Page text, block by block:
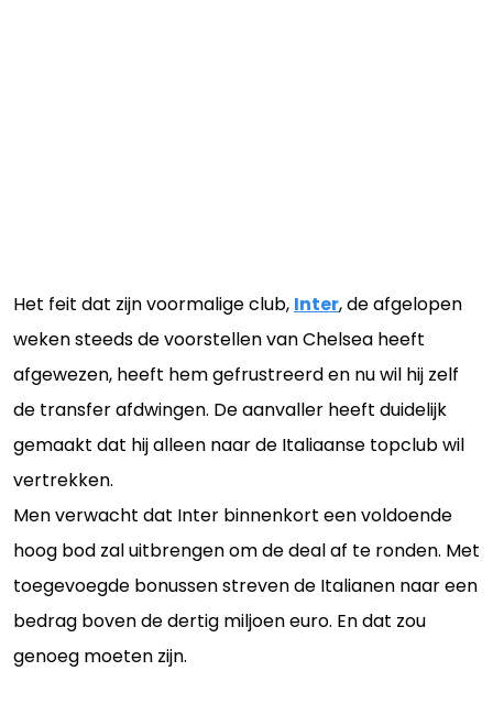
Het feit dat zijn voormalige club, Inter, de afgelopen
weken steeds de voorstellen van Chelsea heeft
afgewezen, heeft hem gefrustreerd en nu wil hij zelf
de transfer afdwingen. De aanvaller heeft duidelijk
gemaakt dat hij alleen naar de Italiaanse topclub wil
vertrekken.
Men verwacht dat Inter binnenkort een voldoende
hoog bod zal uitbrengen om de deal af te ronden. Met
toegevoegde bonussen streven de Italianen naar een
bedrag boven de dertig miljoen euro. En dat zou
genoeg moeten zijn.